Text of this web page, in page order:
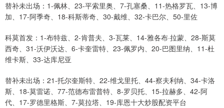
替补未出场：1-佩林、23-平索里奥、7-孔塞桑、11-热格罗瓦、13-博
加、17-阿季奇、18-科斯蒂奇、30-戴维、32-卡巴尔、50-里佐
科莫首发：1-布特兹、2-肯普夫、3-瓦莱、14-雅各布·拉蒙、28-斯莫
西奇、31-沃伊沃达、6-卡奎雷特、23-佩罗内、20-巴图里纳、11-杜
维卡斯、33-达库尼亚
替补未出场：21-托尔奎斯特、22-维戈里托、44-察夫利纳、34-卡洛
斯、18-莫雷诺、77-范德布雷普特、8-罗贝托、15-拉赫多、42-阿
代、17-罗德里格斯、7-莫拉塔、19-库恩十大炒股配资平台